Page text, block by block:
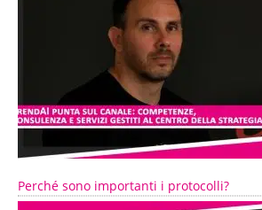
Perché sono importanti i protocolli?